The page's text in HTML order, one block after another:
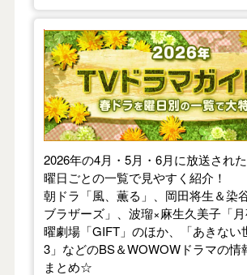
【2026年春】TVドラマガイド
2026年の4月・5月・6月に放送され
曜日ごとの一覧で見やすく紹介！
朝ドラ「風、薫る」、岡田将生＆染
ブラザーズ」、波瑠×麻生久美子「
曜劇場「GIFT」のほか、「あきない
3」などのBS＆WOWOWドラマの情
まとめ☆